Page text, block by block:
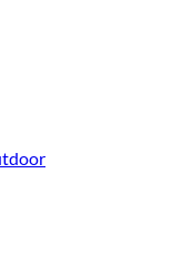
en Sodimac.
y decoración.